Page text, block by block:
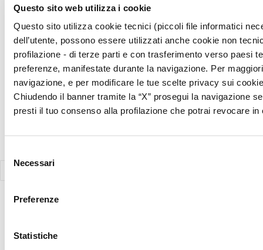
Questo sito web utilizza i cookie
Questo sito utilizza cookie tecnici (piccoli file informatici
dell’utente, possono essere utilizzati anche cookie non
profilazione - di terze parti e con trasferimento verso paesi
preferenze, manifestate durante la navigazione. Per
navigazione, e per modificare le tue scelte privacy sui
Chiudendo il banner tramite la “X” prosegui la navigazione
presti il tuo consenso alla profilazione che potrai revocare
delNecessari
Preferenze
Statistiche
Copyright © 2026 Giunti Psychometrics Italia S.r.l. | P.IVA 07367670481
coordinamento di Holding Daniel S.r.l., tutti i diritti riservati
Responsabile della Protezione dei Dati (Art. 37 del REG UE 2016/679)
Avv. Victoria Parise privacy@giuntipsy.com